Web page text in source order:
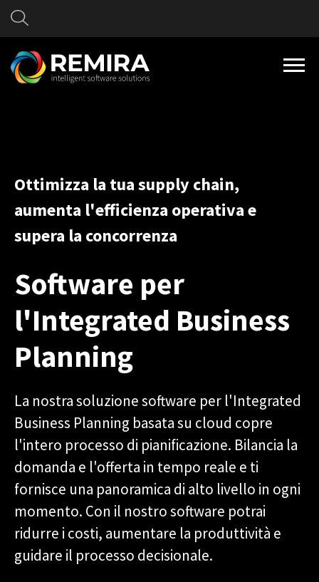
Ottimizza la tua supply chain,
aumenta l'efficienza operativa e
supera la concorrenza
Software per
l'Integrated Business
Planning
La nostra soluzione software per l'Integrated
Business Planning basata su cloud copre
l'intero processo di pianificazione. Bilancia la
domanda e l'offerta in tempo reale e ti
fornisce una panoramica di alto livello in ogni
momento. Con il nostro software potrai
ridurre i costi, aumentare la produttività e
guidare il processo decisionale.